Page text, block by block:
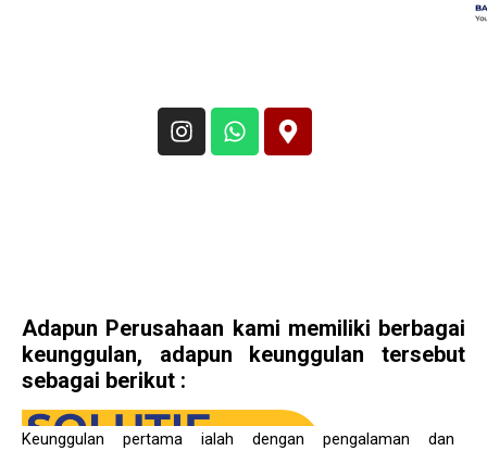
I
n
s
W
h
a
M
a
p
r
-
a
t
Adapun Perusahaan kami memiliki berbagai
keunggulan, adapun keunggulan tersebut
sebagai berikut :
Keunggulan pertama ialah dengan pengalaman dan